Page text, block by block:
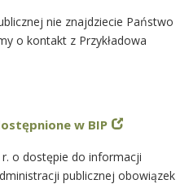
nie znajdziecie Państwo
o kontakt z Przykładowa
w BIP
o dostępie do informacji
publicznej obowiązek